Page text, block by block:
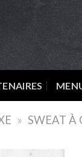
» SWEAT À